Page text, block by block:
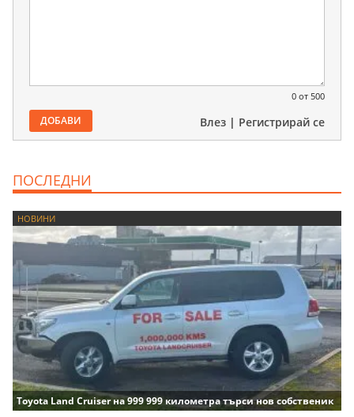
0 от 500
ДОБАВИ Влез | Регистрирай се
ПОСЛЕДНИ
НОВИНИ
Toyota Land Cruiser на 999 999 километра търси нов собственик